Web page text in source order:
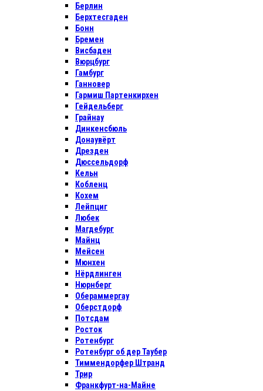
Берлин
Берхтесгаден
Бонн
Бремен
Висбаден
Вюрцбург
Гамбург
Ганновер
Гармиш Партенкирхен
Гейдельберг
Грайнау
Динкенсбюль
Донаувёрт
Дрезден
Дюссельдорф
Кельн
Кобленц
Кохем
Лейпциг
Любек
Магдебург
Майнц
Мейсен
Мюнхен
Нёрдлинген
Нюрнберг
Обераммергау
Оберстдорф
Потсдам
Росток
Ротенбург
Ротенбург об дер Таубер
Тиммендорфер Штранд
Трир
Франкфурт-на-Майне